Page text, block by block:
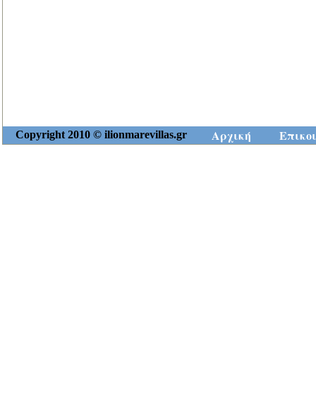
Copyright 2010 © ilionmarevillas.gr Αρχική